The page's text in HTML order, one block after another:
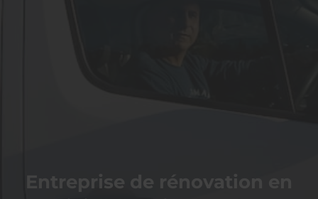
Entreprise de rénovation en